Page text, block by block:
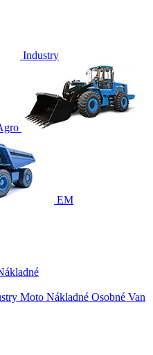
Industry
EM
Moto Nákladné Osobné Van